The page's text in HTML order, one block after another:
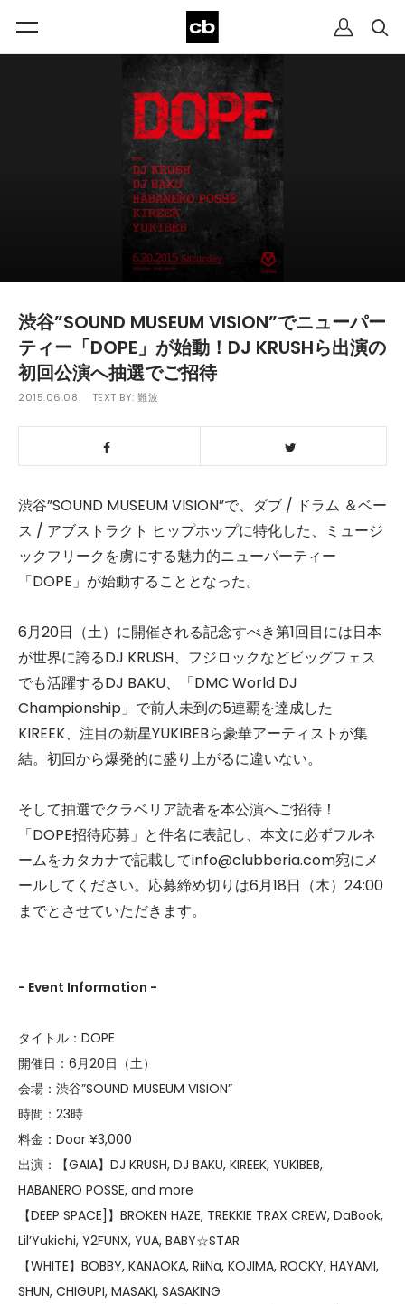
渋谷”SOUND MUSEUM VISION”でニューパー
ティー「DOPE」が始動！DJ KRUSHら出演の
初回公演へ抽選でご招待
2015.06.08 TEXT BY:難波
渋谷”SOUND MUSEUM VISION”で、ダブ / ドラム ＆ベー
ス / アブストラクト ヒップホップに特化した、ミュージ
ックフリークを虜にする魅力的ニューパーティー
「DOPE」が始動することとなった。
6月20日（土）に開催される記念すべき第1回目には日本
が世界に誇るDJ KRUSH、フジロックなどビッグフェス
でも活躍するDJ BAKU、「DMC World DJ
Championship」で前人未到の5連覇を達成した
KIREEK、注目の新星YUKIBEBら豪華アーティストが集
結。初回から爆発的に盛り上がるに違いない。
そして抽選でクラベリア読者を本公演へご招待！
「DOPE招待応募」と件名に表記し、本文に必ずフルネ
ームをカタカナで記載してinfo@clubberia.com宛にメ
ールしてください。応募締め切りは6月18日（木）24:00
までとさせていただきます。
- Event Information -
タイトル：DOPE
開催日：6月20日（土）
会場：渋谷”SOUND MUSEUM VISION”
時間：23時
料金：Door ¥3,000
出演：【GAIA】DJ KRUSH, DJ BAKU, KIREEK, YUKIBEB,
HABANERO POSSE, and more
【DEEP SPACE]】BROKEN HAZE, TREKKIE TRAX CREW, DaBook,
Lil’Yukichi, Y2FUNX, YUA, BABY☆STAR
【WHITE】BOBBY, KANAOKA, RiiNa, KOJIMA, ROCKY, HAYAMI,
SHUN, CHIGUPI, MASAKI, SASAKING